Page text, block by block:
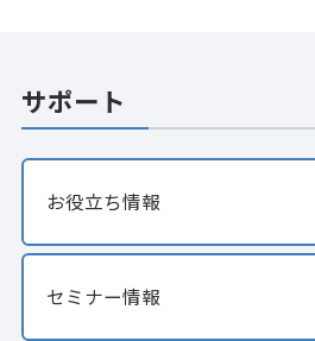
サポート
お役立ち情報
セミナー情報